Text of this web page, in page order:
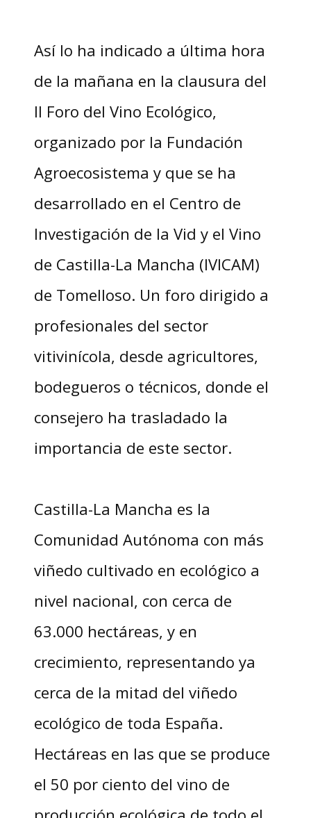
Así lo ha indicado a última hora
de la mañana en la clausura del
II Foro del Vino Ecológico,
organizado por la Fundación
Agroecosistema y que se ha
desarrollado en el Centro de
Investigación de la Vid y el Vino
de Castilla-La Mancha (IVICAM)
de Tomelloso. Un foro dirigido a
profesionales del sector
vitivinícola, desde agricultores,
bodegueros o técnicos, donde el
consejero ha trasladado la
importancia de este sector.
Castilla-La Mancha es la
Comunidad Autónoma con más
viñedo cultivado en ecológico a
nivel nacional, con cerca de
63.000 hectáreas, y en
crecimiento, representando ya
cerca de la mitad del viñedo
ecológico de toda España.
Hectáreas en las que se produce
el 50 por ciento del vino de